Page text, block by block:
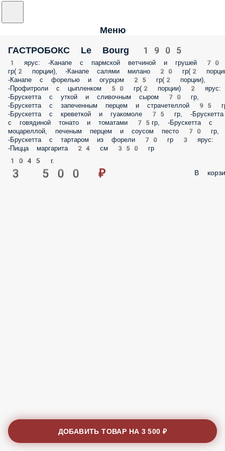
Меню
ГАСТРОБОКС Le Bourg 1905
1 ярус: -Канапе с пармской ветчиной и грушей 70
гр(2 порции), -Канапе салями милано 20 гр(2
-Канапе с форелью и огурцом 25 гр(2 порции),
-Профитроли с цыпленком 50 гр(2 порции) 2 ярус:
-Брускетта с уткой и сливочным сыром 70 гр,
-Брускетта с запеченным перцем и страчетеллой 95
-Брускетта с креветкой и гуакомоле 75 гр, -Брускетта
с говядиной тонато и томатами 75гр, -Брускетта с
моцареллой, печеным перцем и соусом песто 70 гр,
-Брускетта с тартаром из форели 70 гр 3 ярус:
-Пицца маргарита 24 см 350 гр
1045 г.
3 500 ₽ В
ДОБАВИТЬ ТОВАР НА 3 500 ₽